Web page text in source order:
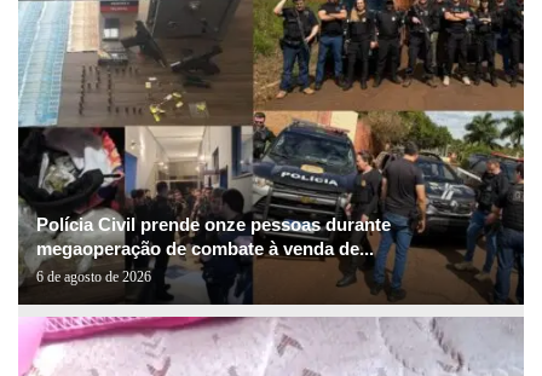
Polícia Civil prende onze pessoas durante
megaoperação de combate à venda de...
6 de agosto de 2026